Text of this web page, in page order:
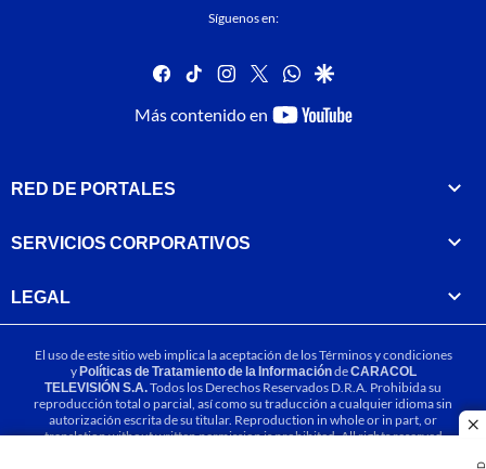
Síguenos en:
facebook
tiktok instagram
twitterwhatsapp
google
Más contenido en
youtube-
RED DE PORTALES
SERVICIOS CORPORATIVOS
LEGAL
El uso de este sitio web implica la aceptación de losTérminos y condiciones
yPolíticas de Tratamiento de la InformacióndeCARACOL
TELEVISIÓN S.A.Todos los Derechos Reservados D.R.A. Prohibida su
reproducción total o parcial, así como su traducción a cualquier idioma sin
autorización escrita de su titular. Reproduction in whole or in part, or
translation without written permission is prohibited. All rights reserved